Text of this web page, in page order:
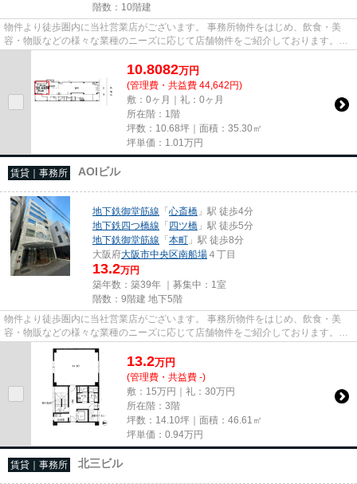
階数：10階建
物件より徒歩圏内に当社営業店がございます。 事務所物件をはじめ、飲食・美
容・物販などの様々な業種のニーズに応じて店舗物件をご紹介しております。
尚、弊社ではおとり広告は一切...
10.8082万円
(管理費・共益費 44,642円)
敷：0ヶ月｜礼：0ヶ月
所在階：1階
坪数：10.68坪｜面積：35.30㎡
坪単価： 1.01 万円
賃貸｜事務所 AOIビル
地下鉄御堂筋線 「心斎橋 」駅 徒歩4分
地下鉄四つ橋線 「四ツ橋 」駅 徒歩5分
地下鉄御堂筋線 「本町 」駅 徒歩8分
大阪府大阪市中央区南船場 ４丁目
13.2万円
築年数：築39年 ｜募集中： 1室
階数：9階建 地下5階
物件より徒歩圏内に当社営業店がございます。 事務所物件をはじめ、飲食・美
容・物販などの様々な業種のニーズに応じて店舗物件をご紹介しております。
尚、弊社ではおとり広告は一切...
13.2万円
(管理費・共益費 -)
敷：15万円｜礼：30万円
所在階：3階
坪数：14.10坪｜面積：46.61㎡
坪単価： 0.94万円
賃貸｜事務所 北三ビル